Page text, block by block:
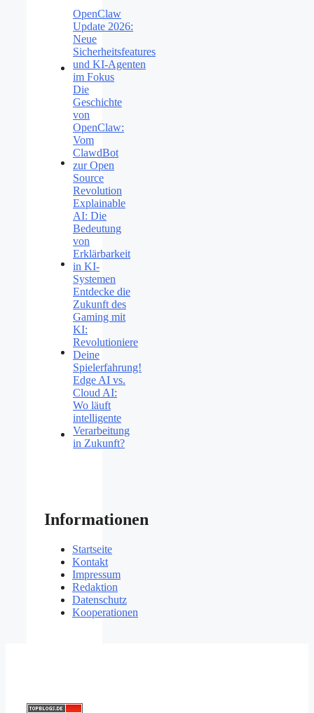
OpenClaw
Update 2026:
Neue
Sicherheitsfeatures
und KI-Agenten
im Fokus
Die
Geschichte
von
OpenClaw:
Vom
ClawdBot
zur Open
Source
Revolution
Explainable
AI: Die
Bedeutung
von
Erklärbarkeit
in KI-
Systemen
Entdecke die
Zukunft des
Gaming mit
KI:
Revolutioniere
Deine
Spielerfahrung!
Edge AI vs.
Cloud AI:
Wo läuft
intelligente
Verarbeitung
in Zukunft?
Informationen
Startseite
Kontakt
Impressum
Redaktion
Datenschutz
Kooperationen